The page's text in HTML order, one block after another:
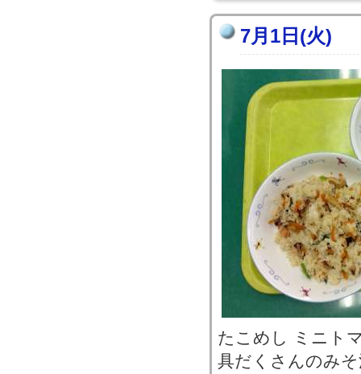
7月1日(火)
たこめし ミニト
具だくさんのみ